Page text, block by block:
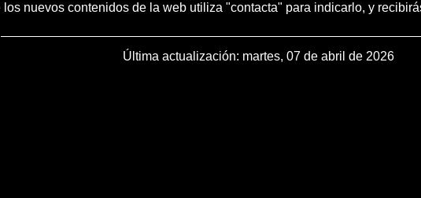
nuevos contenidos de la web utiliza "contacta" para indicarlo, y
Última actualización: martes, 07 de abril de 2026